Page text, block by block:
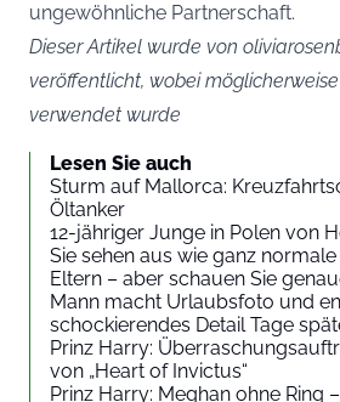
ungewöhnliche Partnerschaft.
Dieser Artikel wurde von
veröffentlicht, wobei
verwendet wurde
Lesen Sie auch
Sturm auf Mallorca:
Öltanker
12-jähriger Junge in Polen von
Sie sehen aus wie ganz
Eltern – aber schauen Sie
Mann macht Urlaubsfoto und
schockierendes Detail Tage
Prinz Harry:
von „Heart of Invictus“
Prinz Harry: Meghan ohne Ring